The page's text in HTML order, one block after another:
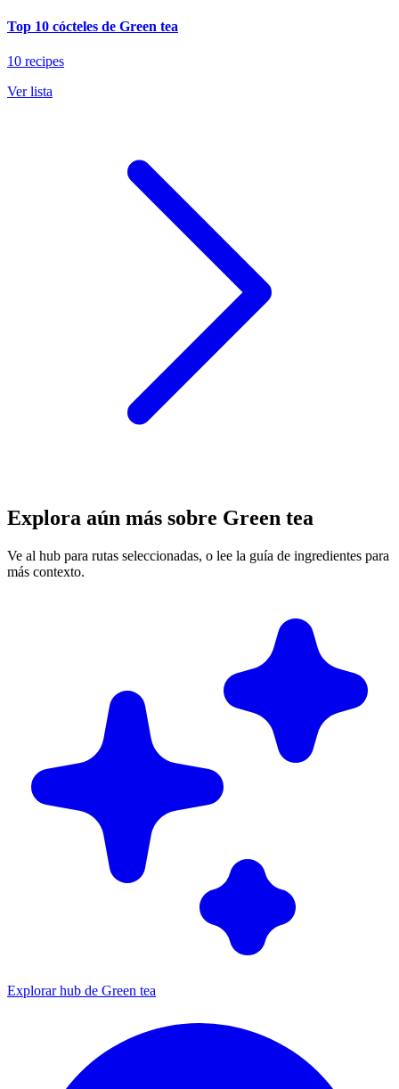
Top 10 cócteles de Green tea
10 recipes
Ver lista
Explora aún más sobre Green tea
Ve al hub para rutas seleccionadas, o lee la guía de ingredientes para
más contexto.
Explorar hub de Green tea